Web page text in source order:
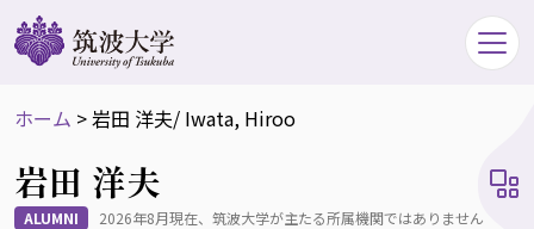
ホーム >岩田 洋夫/ Iwata, Hiroo
岩田 洋夫
ALUMNI 2026年8月現在、筑波大学が主たる所属機関ではありません